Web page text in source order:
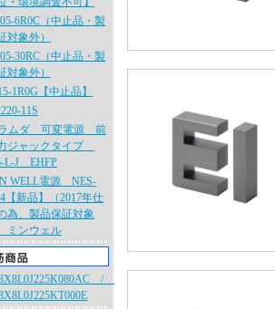
6R0C（中止品・製
対象外）
30RC（中止品・製
対象外）
1R0G【中止品】
11S
ムダ 可変電源 前
ジャックタイプ
L-J EHFP
WELL電源 NES-
【新品】（2017年仕
為、製品保証対象
ンウェル
/